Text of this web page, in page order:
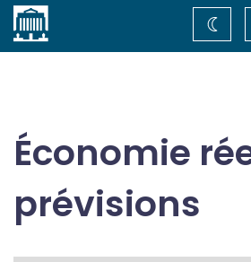
Accueil
de
Économie
prévisions